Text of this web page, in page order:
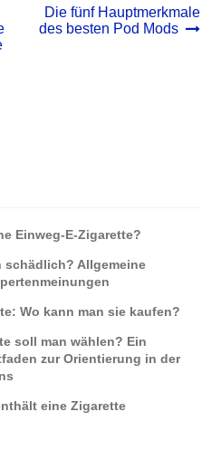
Nächster
Beitrag:
Die fünf Hauptmerkmale
des besten Pod Mods
Einweg-E-Zigarette?
schädlich? Allgemeine
Wo kann man sie kaufen?
soll man wählen? Ein
zur Orientierung in der
eine Zigarette